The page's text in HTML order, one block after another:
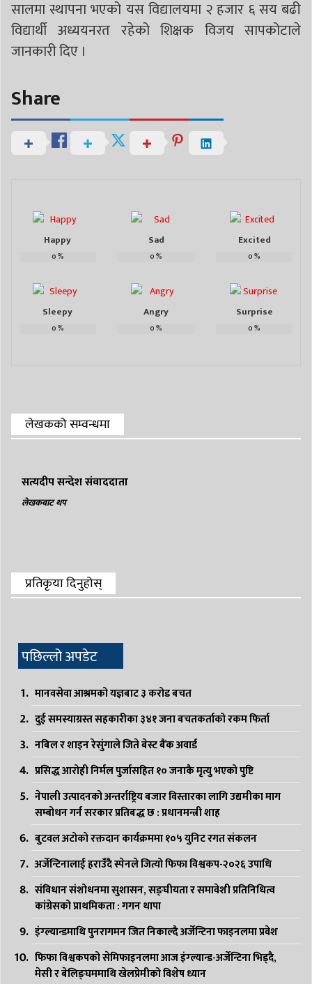
सालमा स्थापना भएको यस विद्यालयमा २ हजार ६ सय बढी
विद्यार्थी अध्ययनरत रहेको शिक्षक विजय सापकोटाले
जानकारी दिए ।
Share
Happy
0%
Sad
0%
Excited
0%
Sleepy
0%
Angry
0%
Surprise
0%
लेखकको सम्वन्धमा
सत्यदीप सन्देश संवाददाता
लेखकबाट थप
प्रतिकृया दिनुहोस्
पछिल्लो अपडेट
मानवसेवा आश्रमको यज्ञबाट ३ करोड बचत
दुई समस्याग्रस्त सहकारीका ३४१ जना बचतकर्ताको रकम फिर्ता
नबिल र शाइन रेसुंगाले जिते बेस्ट बैंक अवार्ड
प्रसिद्ध आरोही निर्मल पुर्जासहित १० जनाकै मृत्यु भएको पुष्टि
नेपाली उत्पादनको अन्तर्राष्ट्रिय बजार विस्तारका लागि उद्यमीका माग
सम्बोधन गर्न सरकार प्रतिबद्ध छ : प्रधानमन्त्री शाह
बुटवल अटोको रक्तदान कार्यक्रममा १०५ युनिट रगत संकलन
अर्जेन्टिनालाई हराउँदै स्पेनले जित्यो फिफा विश्वकप-२०२६ उपाधि
संविधान संशोधनमा सुशासन, सङ्घीयता र समावेशी प्रतिनिधित्व
कांग्रेसको प्राथमिकता : गगन थापा
इंग्ल्यान्डमाथि पुनरागमन जित निकाल्दै अर्जेन्टिना फाइनलमा प्रवेश
फिफा विश्वकपको सेमिफाइनलमा आज इंग्ल्यान्ड-अर्जेन्टिना भिड्दै,
मेसी र बेलिङ्घममाथि खेलप्रेमीको विशेष ध्यान